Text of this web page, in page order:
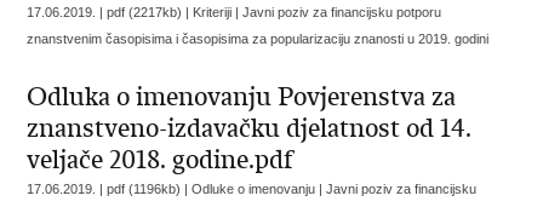
17.06.2019. | pdf (2217kb) | Kriteriji |Javni poziv za financijsku potporu
znanstvenim časopisima i časopisima za popularizaciju znanosti u 2019. godini
Odluka o imenovanju Povjerenstva za
znanstveno-izdavačku djelatnost od 14.
veljače 2018. godine.pdf
17.06.2019. | pdf (1196kb) | Odluke o imenovanju |Javni poziv za financijsku